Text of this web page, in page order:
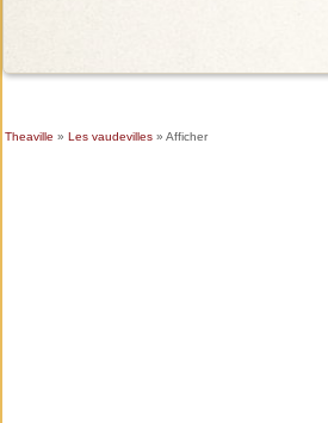
Theaville » Les vaudevilles» Afficher